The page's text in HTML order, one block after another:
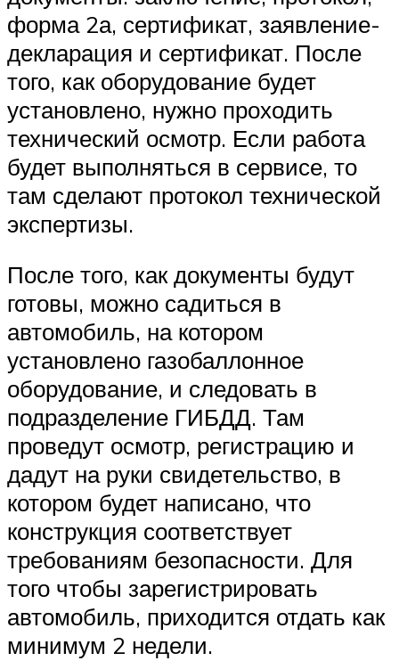
форма 2а, сертификат, заявление-
декларация и сертификат. После
того, как оборудование будет
установлено, нужно проходить
технический осмотр. Если работа
будет выполняться в сервисе, то
там сделают протокол технической
экспертизы.
После того, как документы будут
готовы, можно садиться в
автомобиль, на котором
установлено газобаллонное
оборудование, и следовать в
подразделение ГИБДД. Там
проведут осмотр, регистрацию и
дадут на руки свидетельство, в
котором будет написано, что
конструкция соответствует
требованиям безопасности. Для
того чтобы зарегистрировать
автомобиль, приходится отдать как
минимум 2 недели.